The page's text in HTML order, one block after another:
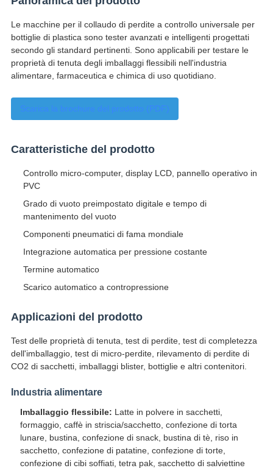
Le macchine per il collaudo di perdite a controllo universale per
bottiglie di plastica sono tester avanzati e intelligenti progettati
secondo gli standard pertinenti. Sono applicabili per testare le
proprietà di tenuta degli imballaggi flessibili nell'industria
alimentare, farmaceutica e chimica di uso quotidiano.
Scarica la brochure del prodotto (PDF)
Caratteristiche del prodotto
Controllo micro-computer, display LCD, pannello operativo in
PVC
Grado di vuoto preimpostato digitale e tempo di
mantenimento del vuoto
Componenti pneumatici di fama mondiale
Integrazione automatica per pressione costante
Termine automatico
Scarico automatico a contropressione
Applicazioni del prodotto
Test delle proprietà di tenuta, test di perdite, test di completezza
dell'imballaggio, test di micro-perdite, rilevamento di perdite di
CO2 di sacchetti, imballaggi blister, bottiglie e altri contenitori.
Industria alimentare
Imballaggio flessibile: Latte in polvere in sacchetti,
formaggio, caffè in striscia/sacchetto, confezione di torta
lunare, bustina, confezione di snack, bustina di tè, riso in
sacchetto, confezione di patatine, confezione di torte,
confezione di cibi soffiati, tetra pak, sacchetto di salviettine